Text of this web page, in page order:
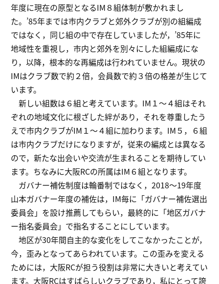
年度に現在の原型となるIM８組体制が敷かれまし
た。’85年までは市内クラブと郊外クラブが別の組編成
ではなく，同じ組の中で存在していましたが，’85年に
地域性を重視し，市内と郊外を別々にした組編成にな
り，以降，根本的な再編成は行われていません。現状の
IMはクラブ数で約２倍，会員数で約３倍の格差が生じて
います。
新しい組数は６組と考えています。IM１～４組はそれ
ぞれの地域文化に根ざした絆があり，それを尊重したう
えで市内クラブがIM１～４組に加わります。IM５，６組
は市内クラブだけになりますが，従来の編成とは異なる
ので，新たな出会いや交流が生まれることを期待してい
ます。ちなみに大阪RCの所属はIM６組となります。
ガバナー補佐制度は輪番制ではなく，2018～19年度
山本ガバナー年度の補佐は，IM毎に「ガバナー補佐選出
委員会」を設け推薦してもらい，最終的に「地区ガバナ
ー指名委員会」で指名することにしています。
地区が30年間自主的な変化をしてこなかったことが，
今，歪みとなってあらわれています。この歪みを変える
ためには，大阪RCが担う役割は非常に大きいと考えてい
ます。大阪RCはすばらしいクラブであり，私にとって誇